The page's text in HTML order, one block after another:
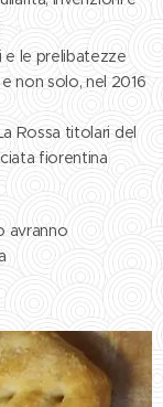
e le prelibatezze
non solo, nel 2016
Rossa titolari del
fiorentina
avranno